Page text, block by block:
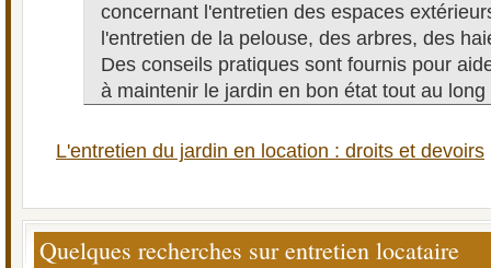
concernant l'entretien des espaces
l'entretien de la pelouse, des arbres, des
Des conseils pratiques sont fournis pour
à maintenir le jardin en bon état tout au long
L'entretien du jardin en location : droits et devoirs
Quelques recherches sur entretien locataire